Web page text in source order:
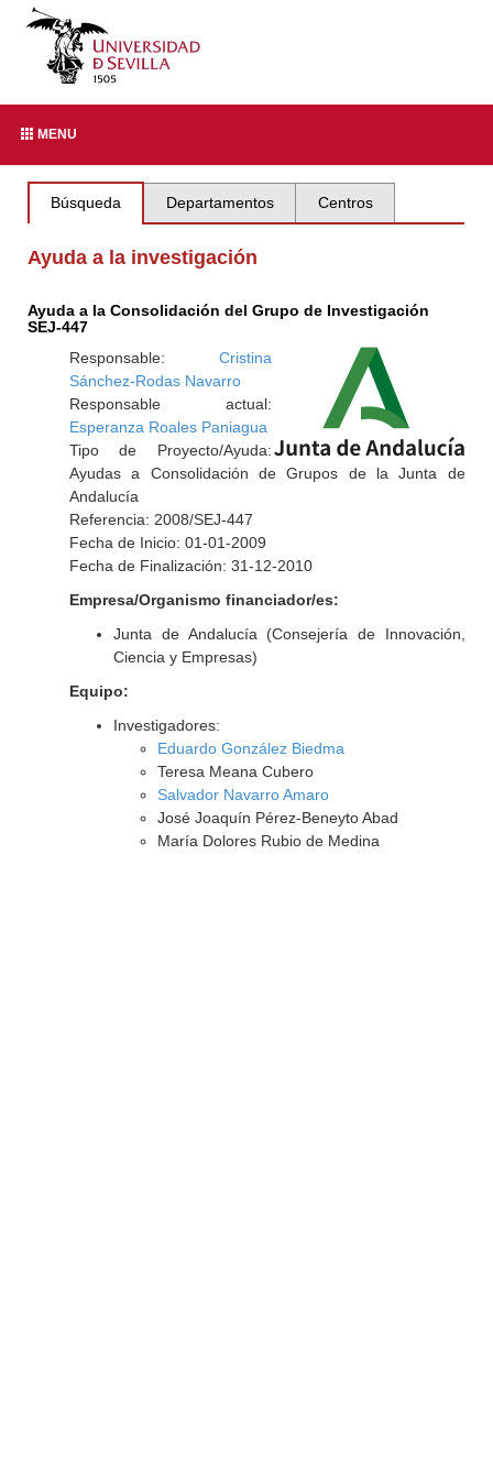
MENU
Búsqueda Departamentos Centros
Ayuda a la investigación
Ayuda a la Consolidación del Grupo de Investigación
SEJ-447
Responsable: Cristina
Sánchez-Rodas Navarro
Responsable actual:
Esperanza Roales Paniagua
Tipo de Proyecto/Ayuda:
Ayudas a Consolidación de Grupos de la Junta de
Andalucía
Referencia: 2008/SEJ-447
Fecha de Inicio: 01-01-2009
Fecha de Finalización: 31-12-2010
Empresa/Organismo financiador/es:
Junta de Andalucía (Consejería de Innovación,
Ciencia y Empresas)
Equipo:
Investigadores:
Eduardo González Biedma
Teresa Meana Cubero
Salvador Navarro Amaro
José Joaquín Pérez-Beneyto Abad
María Dolores Rubio de Medina